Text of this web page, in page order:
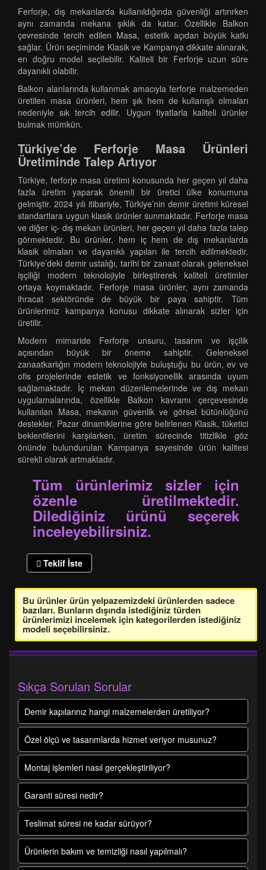
Ferforje, dış mekanlarda kullanıldığında güvenliği artırırken
aynı zamanda mekana şıklık da katar. Özellikle Balkon
çevresinde tercih edilen Masa, estetik açıdan büyük katkı
sağlar. Ürün seçiminde Klasik ve Kampanya dikkate alınarak,
en doğru model seçilebilir. Kaliteli bir Ferforje uzun süre
dayanıklı olabilir.
Balkon alanlarında kullanmak amacıyla ferforje malzemeden
üretilen masa ürünleri, hem şık hem de kullanışlı olmaları
nedeniyle sık tercih edilir. Uygun fiyatlarla kaliteli ürünler
bulmak mümkün.
Türkiye’de Ferforje Masa Ürünleri
Üretiminde Talep Artıyor
Türkiye, ferforje masa üretimi konusunda her geçen yıl daha
fazla üretim yaparak önemli bir üretici ülke konumuna
gelmiştir. 2024 yılı itibariyle, Türkiye’nin demir üretimi küresel
standartlara uygun klasik ürünler sunmaktadır. Ferforje masa
ve diğer iç- dış mekan ürünleri, her geçen yıl daha fazla talep
görmektedir. Bu ürünler, hem iç hem de dış mekanlarda
klasik olmaları ve dayanıklı yapıları ile tercih edilmektedir.
Türkiye’deki demir ustalığı, tarihi bir zanaat olarak geleneksel
işçiliği modern teknolojiyle birleştirerek kaliteli üretimler
ortaya koymaktadır. Ferforje masa ürünler, aynı zamanda
ihracat sektöründe de büyük bir paya sahiptir. Tüm
ürünlerimiz kampanya konusu dikkate alınarak sizler için
üretilir.
Modern mimaride Ferforje unsuru, tasarım ve işçilik
açısından büyük bir öneme sahiptir. Geleneksel
zanaatkarlığın modern teknolojiyle buluştuğu bu ürün, ev ve
ofis projelerinde estetik ve fonksiyonellik arasında uyum
sağlamaktadır. İç mekan düzenlemelerinde ve dış mekan
uygulamalarında, özellikle Balkon kavramı çerçevesinde
kullanılan Masa, mekanın güvenlik ve görsel bütünlüğünü
destekler. Pazar dinamiklerine göre belirlenen Klasik, tüketici
beklentilerini karşılarken, üretim sürecinde titizlikle göz
önünde bulundurulan Kampanya sayesinde ürün kalitesi
sürekli olarak artmaktadır.
Tüm ürünlerimiz sizler için
özenle üretilmektedir.
Dilediğiniz ürünü seçerek
inceleyebilirsiniz.
Teklif İste
Bu ürünler ürün yelpazemizdeki ürünlerden sadece
bazıları. Bunların dışında istediğiniz türden
ürünlerimizi incelemek için kategorilerden istediğiniz
modeli seçebilirsiniz.
Sıkça Sorulan Sorular
Demir kapılarınız hangi malzemelerden üretiliyor?
Özel ölçü ve tasarımlarda hizmet veriyor musunuz?
Montaj işlemleri nasıl gerçekleştiriliyor?
Garanti süresi nedir?
Teslimat süresi ne kadar sürüyor?
Ürünlerin bakım ve temizliği nasıl yapılmalı?